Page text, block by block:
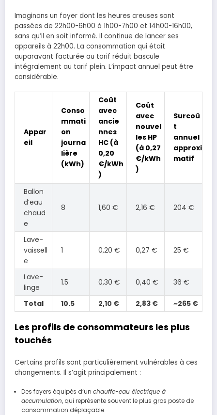
Imaginons un foyer dont les heures creuses sont
passées de 22h00-6h00 à 1h00-7h00 et 14h00-16h00,
sans qu’il en soit informé. Il continue de lancer ses
appareils à 22h00. La consommation qui était
auparavant facturée au tarif réduit bascule
intégralement au tarif plein. L’impact annuel peut être
considérable.
Appar
eil
Conso
mmati
on
journa
lière
(kWh)
Coût
avec
ancie
nnes
HC (à
0,20
€/kWh
)
Coût
avec
nouvel
les HP
(à 0,27
€/kWh
)
Surcoû
t
annuel
approxi
matif
Ballon
d’eau
chaud
e
8 1,60 € 2,16 € 204 €
Lave-
vaissell
e
1 0,20 € 0,27 € 25 €
Lave-
linge
1.5 0,30 € 0,40 € 36 €
Total 10.5 2,10 € 2,83 € ~265 €
Les profils de consommateurs les plus
touchés
Certains profils sont particulièrement vulnérables à ces
changements. Il s’agit principalement :
Des foyers équipés d’un chauffe-eau électrique à
accumulation, qui représente souvent le plus gros poste de
consommation déplaçable.